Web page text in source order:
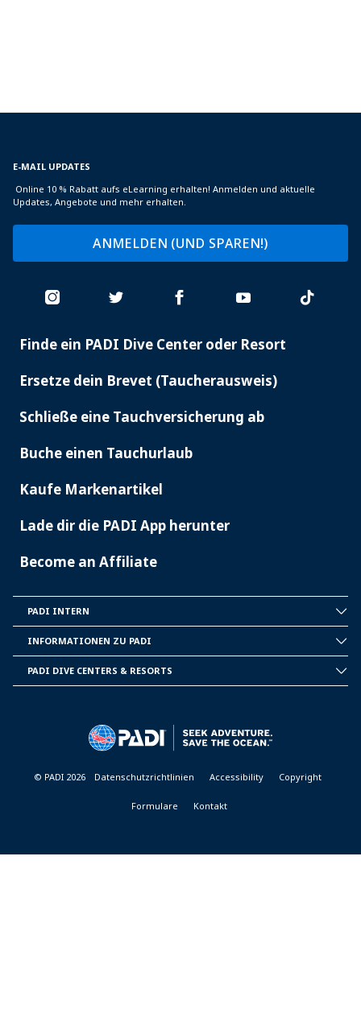
E-MAIL UPDATES
Online 10 % Rabatt aufs eLearning erhalten! Anmelden und aktuelle
Updates, Angebote und mehr erhalten.
ANMELDEN (UND SPAREN!)
PADI
Finde ein PADI Dive Center oder Resort
Ersetze dein Brevet (Taucherausweis)
Schließe eine Tauchversicherung ab
Buche einen Tauchurlaub
Kaufe Markenartikel
Lade dir die PADI App herunter
Become an Affiliate
PADI
PADI INTERN
INFORMATION
INFORMATIONEN ZU PADI
PADI DIVE CENTERS & RESORTS
© PADI 2026 Datenschutzrichtlinien Accessibility Copyright
Formulare Kontakt